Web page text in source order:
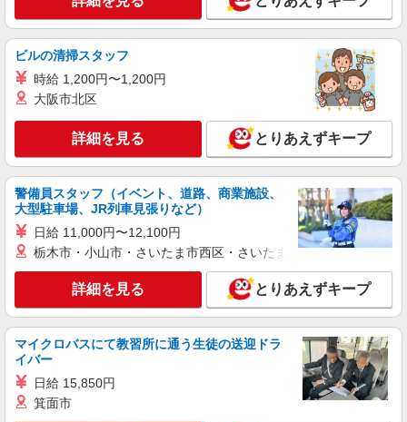
1,661円】
ユニクロ エキュート品川店 （東京都港区高
輪3-26-27 JR品川駅改札内 エキュート品川）
詳細を見る
アルバイト パート
販売スタッフ
［アルバイト・パート］時給1,450円〜
デックス東京ビーチ 東京都港区台場1-6-1 お
台場デックス4階
キープ 詳細を見る
STONE MARKET(ストーンマーケット) アクアシティお台場店
アパレル雑貨の販売スタッフ
■月給 21万円以上 基本給 190，000円+役職
（特別）手当+他手当 一般職：10,000円
東京都港区台場1-7-1 アクアシティお台場3
ビルの清掃スタッフ
時給 1,200円〜1,200円
大阪市北区
詳細を見る とりあえずキープ
警備員スタッフ（イベント、道路、商業施設、
大型駐車場、JR列車見張りなど）
日給 11,000円〜12,100円
栃木市・小山市・さいたま市西区・さいたま市岩槻区・久喜市・
詳細を見る とりあえずキープ
マイクロバスにて教習所に通う生徒の送迎ドラ
イバー
日給 15,850円
箕面市